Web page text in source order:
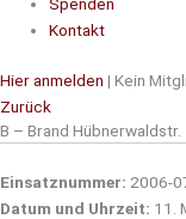
Kontakt
Hier anmelden | Kein
Zurück
B – Brand Hübnerwaldstr.
Einsatznummer: 2006-
Datum und Uhrzeit: 11.